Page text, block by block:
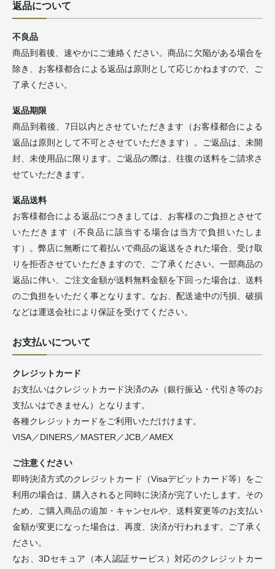
返品について
不良品
商品到着後、速やかにご連絡ください。商品に欠陥がある場合を
除き、お客様都合による返品は原則として応じかねますので、ご
了承ください。
返品期限
商品到着後、7日以内とさせていただきます（お客様都合による
返品は原則として不可とさせていただきます）。ご返品は、未開
封、未使用品に限ります。ご返品の際は、往復の送料をご請求さ
せていただきます。
返品送料
お客様都合による返品につきましては、お客様のご負担とさせて
いただきます（不良品に該当する場合は当方で負担いたしま
す）。弊店に無断にて着払いで商品の返送をされた場合、受け取
りを拒否させていただきますので、ご了承ください。一部商品の
返品に伴い、ご注文金額が送料無料金額を下回った場合は、送料
のご負担をいただく事となります。なお、配送途中の汚損、破損
などは運送会社により保証を受けてください。
お支払いについて
クレジットカード
お支払いはクレジットカード決済のみ（銀行振込・代引き等のお
支払いはできません）となります。
各種クレジットカードをご利用いただけけます。
VISA／DINERS／MASTER／JCB／AMEX
ご注意ください
即時決済方式のクレジットカード（Visaデビットカード等）をご
利用の場合は、購入されると同時に決済が完了いたします。その
ため、ご購入商品の追加・キャンセルや、送料変更等のお支払い
金額が変更になった場合は、再度、決済が行われます。ご了承く
ださい。
なお、3Dセキュア（本人認証サービス）対応のクレジットカー